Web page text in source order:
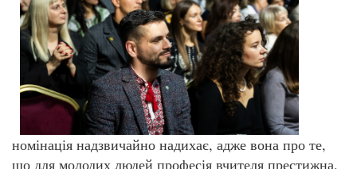
номінація надзвичайно надихає, адже вона про те,
що для молодих людей професія вчителя престижна.